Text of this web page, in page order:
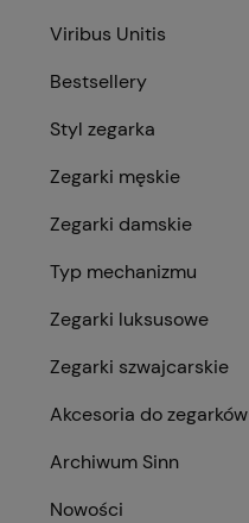
Viribus Unitis
Bestsellery
Styl zegarka
Zegarki męskie
Zegarki damskie
Typ mechanizmu
Zegarki luksusowe
Zegarki szwajcarskie
Akcesoria do zegarków
Archiwum Sinn
Nowości